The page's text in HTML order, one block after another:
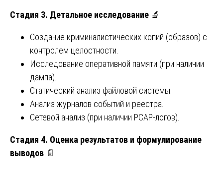
Стадия 3. Детальное исследование 🔬
Создание криминалистических копий (образов) с
контролем целостности.
Исследование оперативной памяти (при наличии
дампа).
Статический анализ файловой системы.
Анализ журналов событий и реестра.
Сетевой анализ (при наличии PCAP-логов).
Стадия 4. Оценка результатов и формулирование
выводов 📄